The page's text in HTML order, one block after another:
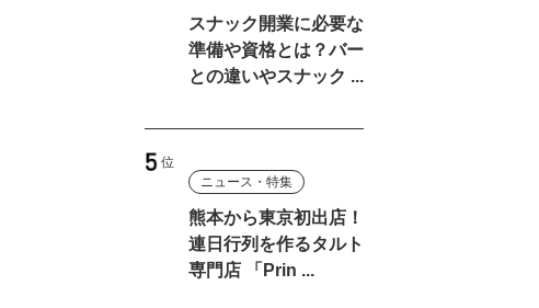
スナック開業に必要な
準備や資格とは？バー
との違いやスナック ...
ニュース・特集
熊本から東京初出店！
連日行列を作るタルト
専門店 「Prin ...